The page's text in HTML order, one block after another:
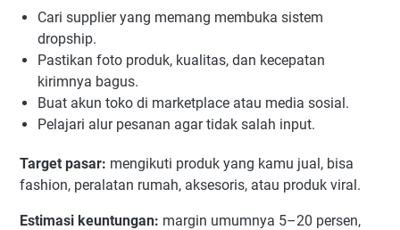
Cari supplier yang memang membuka sistem
dropship.
Pastikan foto produk, kualitas, dan kecepatan
kirimnya bagus.
Buat akun toko di marketplace atau media sosial.
Pelajari alur pesanan agar tidak salah input.
Target pasar: mengikuti produk yang kamu jual, bisa
fashion, peralatan rumah, aksesoris, atau produk viral.
Estimasi keuntungan: margin umumnya 5–20 persen,